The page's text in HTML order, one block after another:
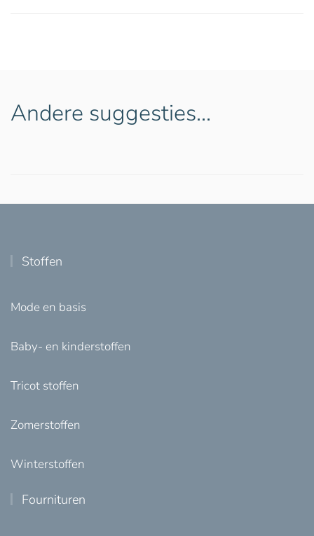
Andere suggesties…
Stoffen
Mode en basis
Baby- en kinderstoffen
Tricot stoffen
Zomerstoffen
Winterstoffen
Fournituren